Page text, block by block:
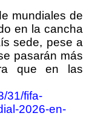
mundiales de
en la cancha
sede, pese a
pasarán más
que en las
31/fifa-
2026-en-